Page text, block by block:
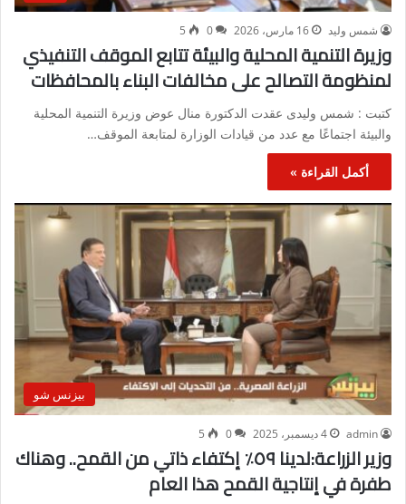
شمس وليد 16 مارس، 2026 0
5
وزيرة التنمية المحلية والبيئة تتابع الموقف التنفيذي
لمنظومة التصالح على مخالفات البناء بالمحافظات
كتبت : شمس وليدى عقدت الدكتورة منال عوض وزيرة التنمية المحلية
والبيئة اجتماعًا مع عدد من قيادات الوزارة لمتابعة الموقف…
أكمل القراءة »
بيزنس شو
admin 4 ديسمبر، 2025 0
5
وزير الزراعة:لدينا ٥٩٪؜ إكتفاء ذاتي من القمح.. وهناك
طفرة في إنتاجية القمح هذا العام